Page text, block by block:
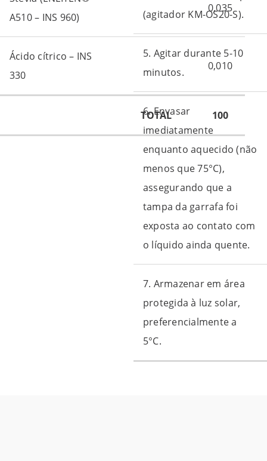
A510 – INS 960)
0,035
Ácido cítrico – INS
330
0,010
TOTAL 100
(agitador KM-OS20-S).
5. Agitar durante 5-10
minutos.
6. Envasar
imediatamente
enquanto aquecido (não
menos que 75°C),
assegurando que a
tampa da garrafa foi
exposta ao contato com
o líquido ainda quente.
7. Armazenar em área
protegida à luz solar,
preferencialmente a
5°C.